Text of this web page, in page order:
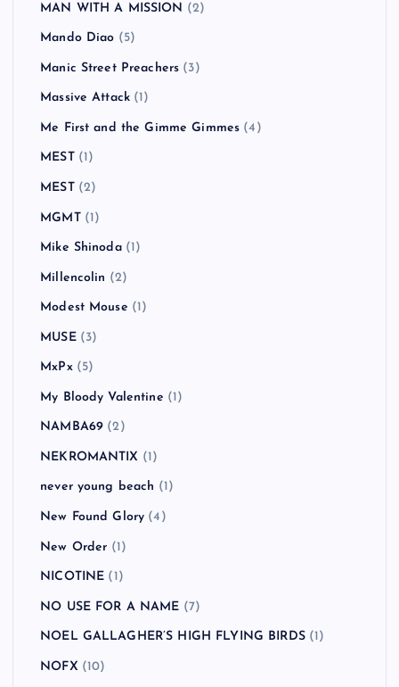
MAN WITH A MISSION (2)
Mando Diao (5)
Manic Street Preachers (3)
Massive Attack (1)
Me First and the Gimme Gimmes (4)
MEST(1)
MEST(2)
MGMT(1)
Mike Shinoda(1)
Millencolin (2)
Modest Mouse (1)
MUSE(3)
MxPx(5)
My Bloody Valentine (1)
NAMBA69 (2)
NEKROMANTIX (1)
never young beach (1)
New Found Glory (4)
New Order (1)
NICOTINE (1)
NO USE FOR A NAME (7)
NOEL GALLAGHER’S HIGH FLYING BIRDS(1)
NOFX (10)